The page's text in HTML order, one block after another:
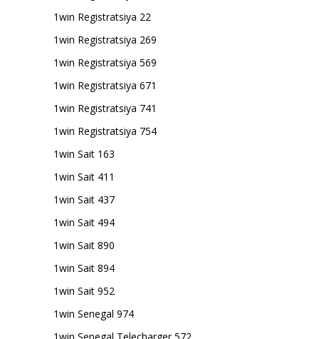
1win Registratsiya 22
1win Registratsiya 269
1win Registratsiya 569
1win Registratsiya 671
1win Registratsiya 741
1win Registratsiya 754
1win Sait 163
1win Sait 411
1win Sait 437
1win Sait 494
1win Sait 890
1win Sait 894
1win Sait 952
1win Senegal 974